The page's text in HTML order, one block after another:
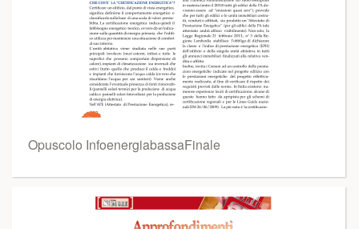
Opuscolo InfoenergiabassaFinale